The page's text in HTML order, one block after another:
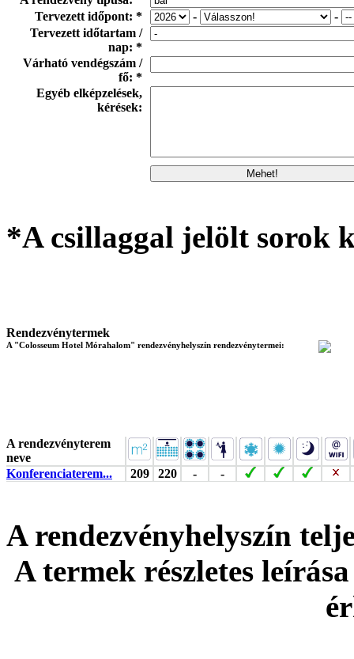
Tervezett időpont: *
-
-
Tervezett időtartam /
nap: *
Várható vendégszám /
fő: *
Egyéb elképzelések,
kérések:
*A csillaggal jelölt sorok
Rendezvénytermek
A "Colosseum Hotel Mórahalom" rendezvényhelyszín rendezvénytermei:
A rendezvényterem
neve
Konferenciaterem...
209 220 - -
A rendezvényhelyszín
A termek részletes